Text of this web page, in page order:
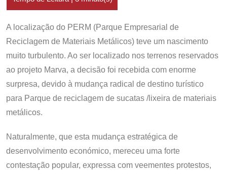
A localização do PERM (Parque Empresarial de
Reciclagem de Materiais Metálicos) teve um nascimento
muito turbulento. Ao ser localizado nos terrenos reservados
ao projeto Marva, a decisão foi recebida com enorme
surpresa, devido à mudança radical de destino turístico
para Parque de reciclagem de sucatas /lixeira de materiais
metálicos.
Naturalmente, que esta mudança estratégica de
desenvolvimento económico, mereceu uma forte
contestação popular, expressa com veementes protestos,